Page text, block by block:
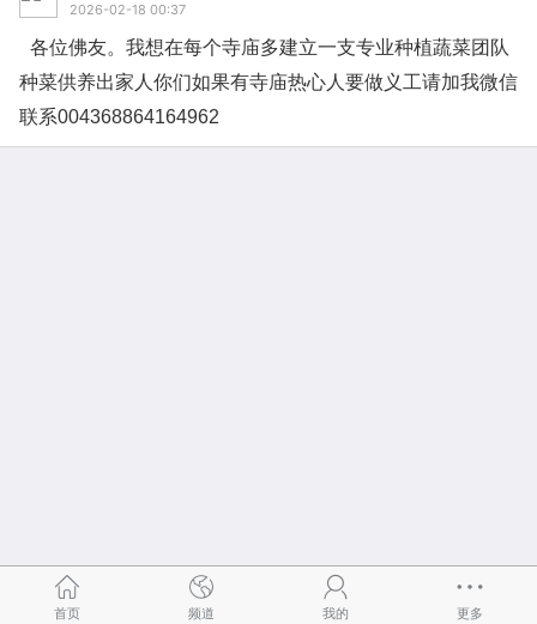
2026-02-18 00:37
各位佛友。我想在每个寺庙多建立一支专业种植蔬菜团队
种菜供养出家人你们如果有寺庙热心人要做义工请加我微信
联系004368864164962
首页 频道 我的 更多